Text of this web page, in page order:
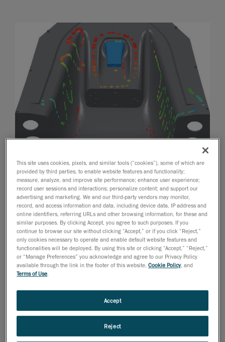
This site uses cookies, pixels, and similar tools (“cookies”), some of which are
provided by third parties, to enable website features and functionality;
measure, analyze, and improve site performance; enhance user experience;
record user sessions and interactions; personalize content; and support our
advertising and marketing. We and our third-party vendors may monitor,
record, and access information and data, including device data, IP address and
online identifiers, referring URLs and other browsing information, for these and
similar purposes. By clicking Accept, you agree to such purposes. If you
continue to browse our site without clicking “Accept,” or if you click “Reject,”
only cookies necessary to operate and enable default website features and
functionalities will be deployed. By using this site or clicking “Accept,” “Reject,”
or “Manage Preferences” you acknowledge and agree to our Privacy Policy
available through the link in the footer of this website,Cookie Policy, and
Terms of Use.
Reject
Accept